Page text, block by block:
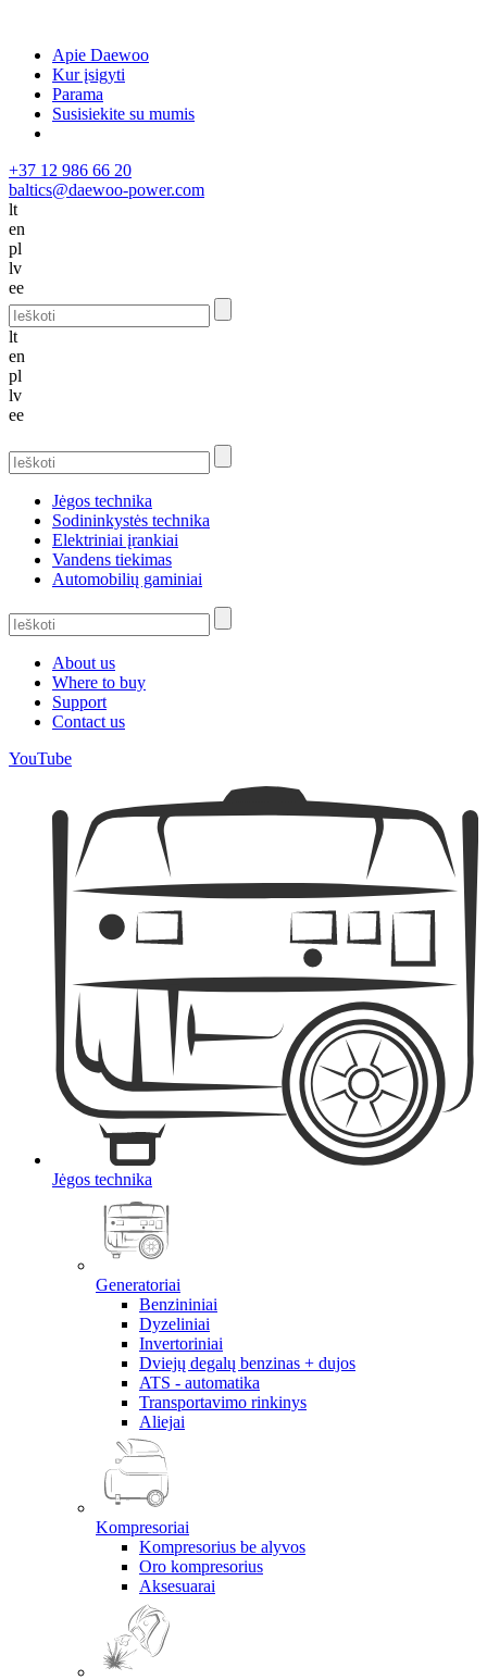
Apie Daewoo
Kur įsigyti
Parama
Susisiekite su mumis
+37 12 986 66 20
baltics@daewoo-power.com
lt
en
pl
lv
ee
lt
en
pl
lv
ee
Jėgos technika
Sodininkystės technika
Elektriniai įrankiai
Vandens tiekimas
Automobilių gaminiai
About us
Where to buy
Support
Contact us
YouTube
Jėgos technika
Generatoriai
Benzininiai
Dyzeliniai
Invertoriniai
Dviejų degalų benzinas + dujos
ATS - automatika
Transportavimo rinkinys
Aliejai
Kompresoriai
Kompresorius be alyvos
Oro kompresorius
Aksesuarai